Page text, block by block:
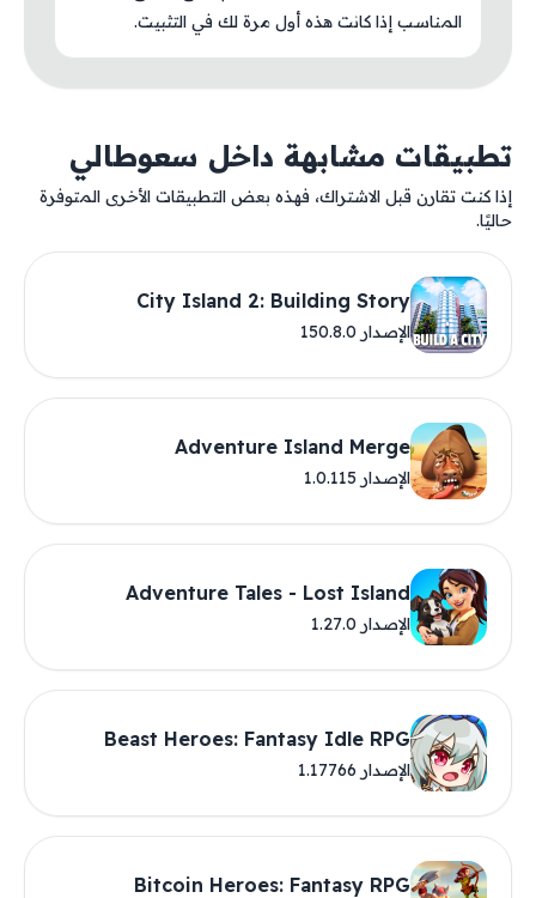
المناسب إذا كانت هذه أول مرة لك في التثبيت.
تطبيقات مشابهة داخل سعوطالي
إذا كنت تقارن قبل الاشتراك، فهذه بعض التطبيقات الأخرى المتوفرة
حاليًا.
City Island 2: Building Story
الإصدار 150.8.0
Adventure Island Merge
الإصدار 1.0.115
Adventure Tales - Lost Island
الإصدار 1.27.0
Beast Heroes: Fantasy Idle RPG
الإصدار 1.17766
Bitcoin Heroes: Fantasy RPG